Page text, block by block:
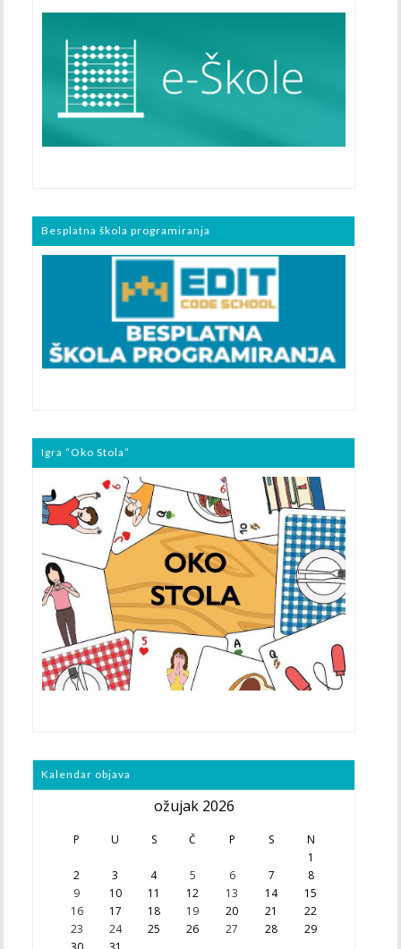
Besplatna škola programiranja
Igra “Oko Stola”
Kalendar objava
ožujak 2026
P U S Č P S N
1
2
3 4 5 6 7
8
9
10 11 12 13 14
15
16
17 18 19 20 21
22
23
24 25 26 27 28
29